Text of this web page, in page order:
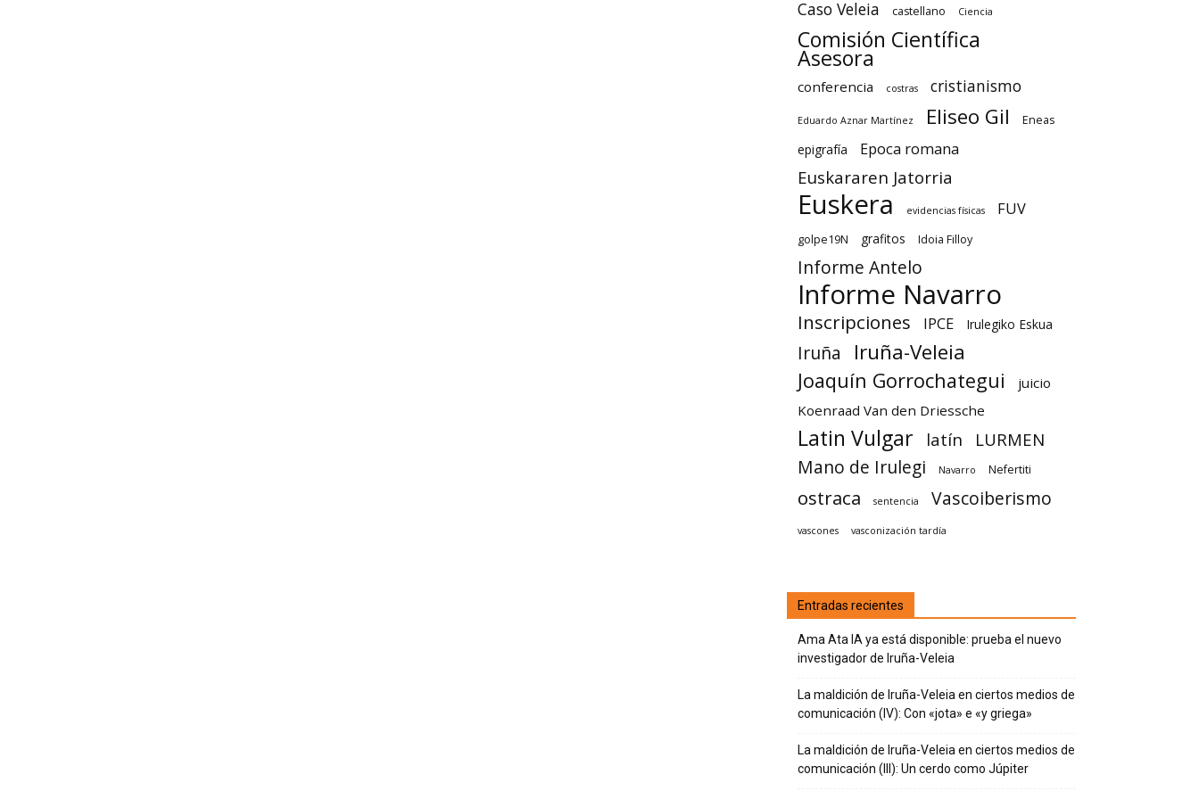
Caso Veleia castellano Ciencia
Comisión Científica
Asesora
conferencia costras cristianismo
Eduardo Aznar Martínez Eliseo Gil Eneas
epigrafía Epoca romana
Euskararen Jatorria
Euskera evidencias físicas FUV
golpe19N grafitos Idoia Filloy
Informe Antelo
Informe Navarro
Inscripciones IPCE Irulegiko Eskua
Iruña Iruña-Veleia
Joaquín Gorrochategui
juicio
Koenraad Van den Driessche
Latin Vulgar latín LURMEN
Mano de Irulegi Navarro Nefertiti
ostraca sentencia Vascoiberismo
vascones vasconización tardía
Entradas recientes
Ama Ata IA ya está disponible: prueba el nuevo
investigador de Iruña-Veleia
La maldición de Iruña-Veleia en ciertos medios de
comunicación (IV): Con «jota» e «y griega»
La maldición de Iruña-Veleia en ciertos medios de
comunicación (III): Un cerdo como Júpiter